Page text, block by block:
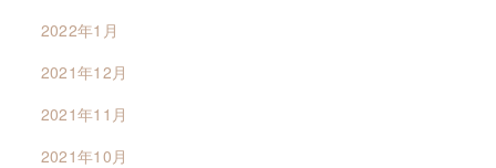
2022年1月
2021年12月
2021年11月
2021年10月